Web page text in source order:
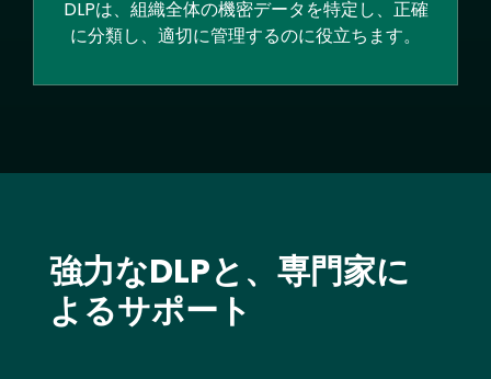
DLPは、組織全体の機密データを特定し、正確
に分類し、適切に管理するのに役立ちます。
強力なDLPと、専門家に
よるサポート